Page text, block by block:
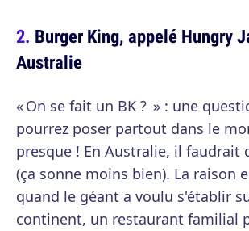
Burger King, appelé Hungry
Australie
« On se fait un BK ? » : une
pourrez poser partout dans le
presque ! En Australie, il faudrait
(ça sonne moins bien). La raison
quand le géant a voulu s'établir
continent, un restaurant familial